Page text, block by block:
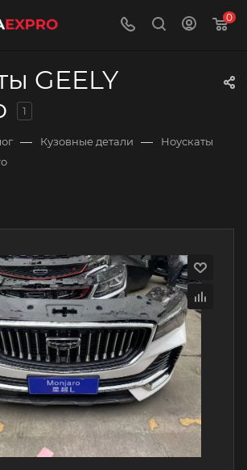
0
GEELY
1
— Кузовные детали — Ноускаты